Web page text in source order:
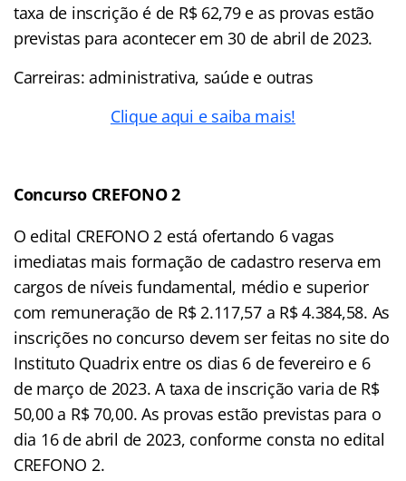
taxa de inscrição é de R$ 62,79 e as provas estão
previstas para acontecer em 30 de abril de 2023.
Carreiras: administrativa, saúde e outras
Clique aqui e saiba mais!
Concurso CREFONO 2
O edital CREFONO 2 está ofertando 6 vagas
imediatas mais formação de cadastro reserva em
cargos de níveis fundamental, médio e superior
com remuneração de R$ 2.117,57 a R$ 4.384,58. As
inscrições no concurso devem ser feitas no site do
Instituto Quadrix entre os dias 6 de fevereiro e 6
de março de 2023. A taxa de inscrição varia de R$
50,00 a R$ 70,00. As provas estão previstas para o
dia 16 de abril de 2023, conforme consta no edital
CREFONO 2.